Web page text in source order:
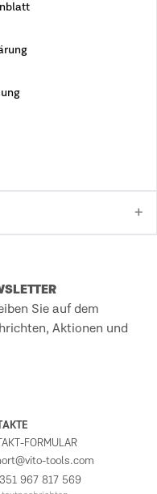
FORMULAR
tools.com
967 817 569
Sie auf dem
Aktionen und